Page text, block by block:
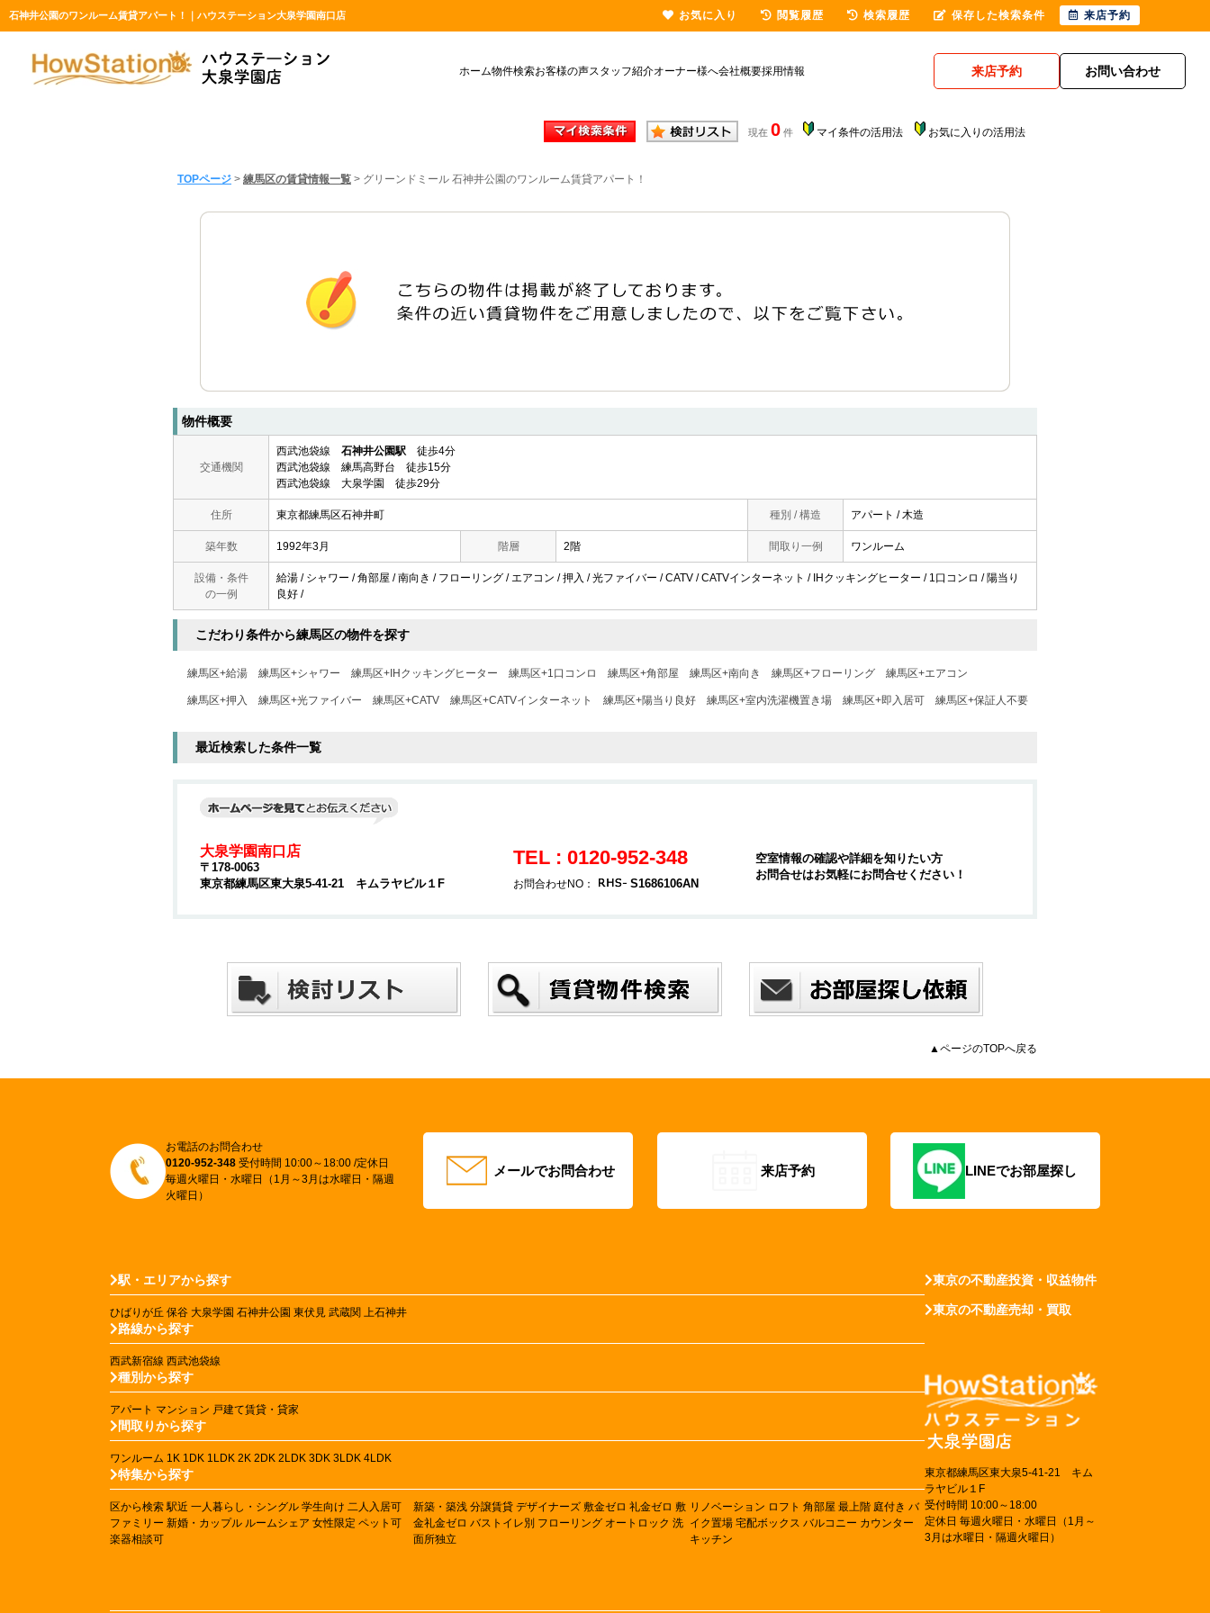
石神井公園のワンルーム賃貸アパート！｜ハウステーション大泉学園南口店
ホーム物件検索お客様の声スタッフ紹介オーナー様へ会社概要採用情報 来店予約 お問い合わせ
現在 0 件 マイ条件の活用法 お気に入りの活用法
TOPページ > 練馬区の賃貸情報一覧 > グリーンドミール 石神井公園のワンルーム賃貸アパート！
物件概要
交通機関
西武池袋線 石神井公園駅 徒歩4分
西武池袋線 練馬高野台 徒歩15分
西武池袋線 大泉学園 徒歩29分
住所 東京都練馬区石神井町 種別 / 構造 アパート / 木造
築年数 1992年3月 階層 2階 間取り一例 ワンルーム
設備・条件
の一例
給湯 / シャワー / 角部屋 / 南向き / フローリング / エアコン / 押入 / 光ファイバー / CATV / CATVインターネット / IHクッキングヒーター / 1口コンロ / 陽当り
良好 /
こだわり条件から練馬区の物件を探す
練馬区+給湯 練馬区+シャワー 練馬区+IHクッキングヒーター 練馬区+1口コンロ 練馬区+角部屋 練馬区+南向き 練馬区+フローリング 練馬区+エアコン
練馬区+押入 練馬区+光ファイバー 練馬区+CATV 練馬区+CATVインターネット 練馬区+陽当り良好 練馬区+室内洗濯機置き場 練馬区+即入居可 練馬区+保証人不要
最近検索した条件一覧
大泉学園南口店
〒178-0063
東京都練馬区東大泉5-41-21 キムラヤビル１F
TEL : 0120-952-348
お問合わせNO： S1686106AN
空室情報の確認や詳細を知りたい方
お問合せはお気軽にお問合せください！
▲ページのTOPへ戻る
お電話のお問合わせ
0120-952-348 受付時間 10:00～18:00 /定休日
毎週火曜日・水曜日（1月～3月は水曜日・隔週
火曜日）
メールでお問合わせ 来店予約 LINEでお部屋探し
駅・エリアから探す
ひばりが丘 保谷 大泉学園 石神井公園 東伏見 武蔵関 上石神井
路線から探す
西武新宿線 西武池袋線
種別から探す
アパート マンション 戸建て賃貸・貸家
間取りから探す
ワンルーム 1K 1DK 1LDK 2K 2DK 2LDK 3DK 3LDK 4LDK
特集から探す
区から検索 駅近 一人暮らし・シングル 学生向け 二人入居可
ファミリー 新婚・カップル ルームシェア 女性限定 ペット可
楽器相談可
新築・築浅 分譲賃貸 デザイナーズ 敷金ゼロ 礼金ゼロ 敷
金礼金ゼロ バストイレ別 フローリング オートロック 洗
面所独立
リノベーション ロフト 角部屋 最上階 庭付き バ
イク置場 宅配ボックス バルコニー カウンター
キッチン
東京の不動産投資・収益物件
東京の不動産売却・買取
東京都練馬区東大泉5-41-21 キム
ラヤビル１F
受付時間 10:00～18:00
定休日 毎週火曜日・水曜日（1月～
3月は水曜日・隔週火曜日）
お気に入り 閲覧履歴 検索履歴 保存した検索条件 来店予約